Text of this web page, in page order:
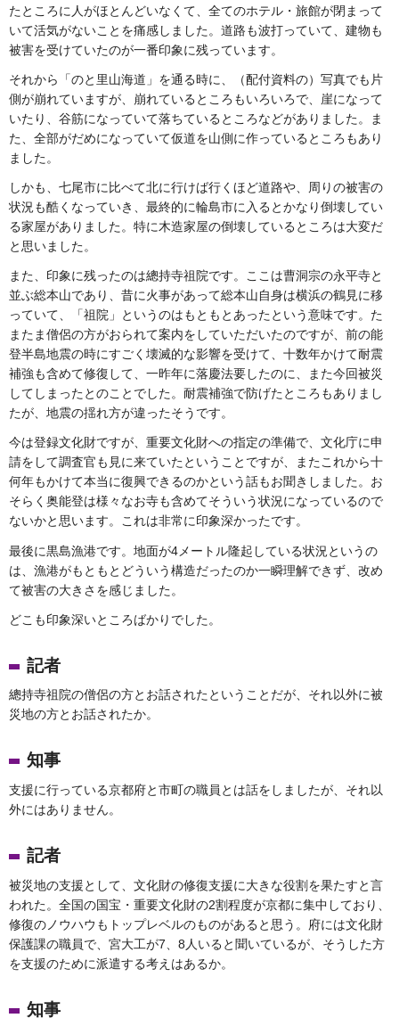
たところに人がほとんどいなくて、全てのホテル・旅館が閉まって
いて活気がないことを痛感しました。道路も波打っていて、建物も
被害を受けていたのが一番印象に残っています。
それから「のと里山海道」を通る時に、（配付資料の）写真でも片
側が崩れていますが、崩れているところもいろいろで、崖になって
いたり、谷筋になっていて落ちているところなどがありました。ま
た、全部がだめになっていて仮道を山側に作っているところもあり
ました。
しかも、七尾市に比べて北に行けば行くほど道路や、周りの被害の
状況も酷くなっていき、最終的に輪島市に入るとかなり倒壊してい
る家屋がありました。特に木造家屋の倒壊しているところは大変だ
と思いました。
また、印象に残ったのは總持寺祖院です。ここは曹洞宗の永平寺と
並ぶ総本山であり、昔に火事があって総本山自身は横浜の鶴見に移
っていて、「祖院」というのはもともとあったという意味です。た
またま僧侶の方がおられて案内をしていただいたのですが、前の能
登半島地震の時にすごく壊滅的な影響を受けて、十数年かけて耐震
補強も含めて修復して、一昨年に落慶法要したのに、また今回被災
してしまったとのことでした。耐震補強で防げたところもありまし
たが、地震の揺れ方が違ったそうです。
今は登録文化財ですが、重要文化財への指定の準備で、文化庁に申
請をして調査官も見に来ていたということですが、またこれから十
何年もかけて本当に復興できるのかという話もお聞きしました。お
そらく奥能登は様々なお寺も含めてそういう状況になっているので
ないかと思います。これは非常に印象深かったです。
最後に黒島漁港です。地面が4メートル隆起している状況というの
は、漁港がもともとどういう構造だったのか一瞬理解できず、改め
て被害の大きさを感じました。
どこも印象深いところばかりでした。
記者
總持寺祖院の僧侶の方とお話されたということだが、それ以外に被
災地の方とお話されたか。
知事
支援に行っている京都府と市町の職員とは話をしましたが、それ以
外にはありません。
記者
被災地の支援として、文化財の修復支援に大きな役割を果たすと言
われた。全国の国宝・重要文化財の2割程度が京都に集中しており、
修復のノウハウもトップレベルのものがあると思う。府には文化財
保護課の職員で、宮大工が7、8人いると聞いているが、そうした方
を支援のために派遣する考えはあるか。
知事